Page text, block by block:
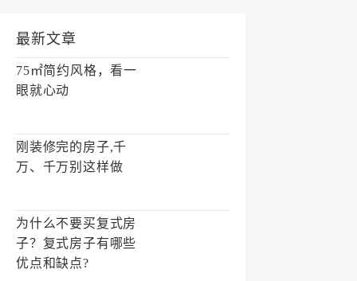
最新文章
75㎡简约风格，看一
眼就心动
刚装修完的房子,千
万、千万别这样做
为什么不要买复式房
子？复式房子有哪些
优点和缺点?